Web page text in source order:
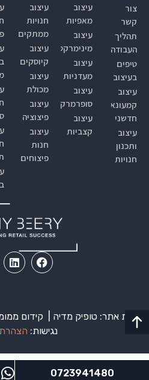
צור
קשר
תהליך
העבודה
טיפים
בעיצוב
עיצוב
קמעונאי
חדשני
עיצוב
ותכנון
חנויות
עיצוב
מאפיות
עיצוב
מינימרקט
עיצוב
מעדניות
עיצוב
סופרמרקטים
עיצוב
קצביות
עיצוב
חנויות
ממתקים
עיצוב
קיוסקים
עיצוב
מכולת
עיצוב
פיצוציה
עיצוב
חנות
פיצוחים
בניית אתר: טופיק מדיה | קידום
נגישות: הצהרת
0723941480